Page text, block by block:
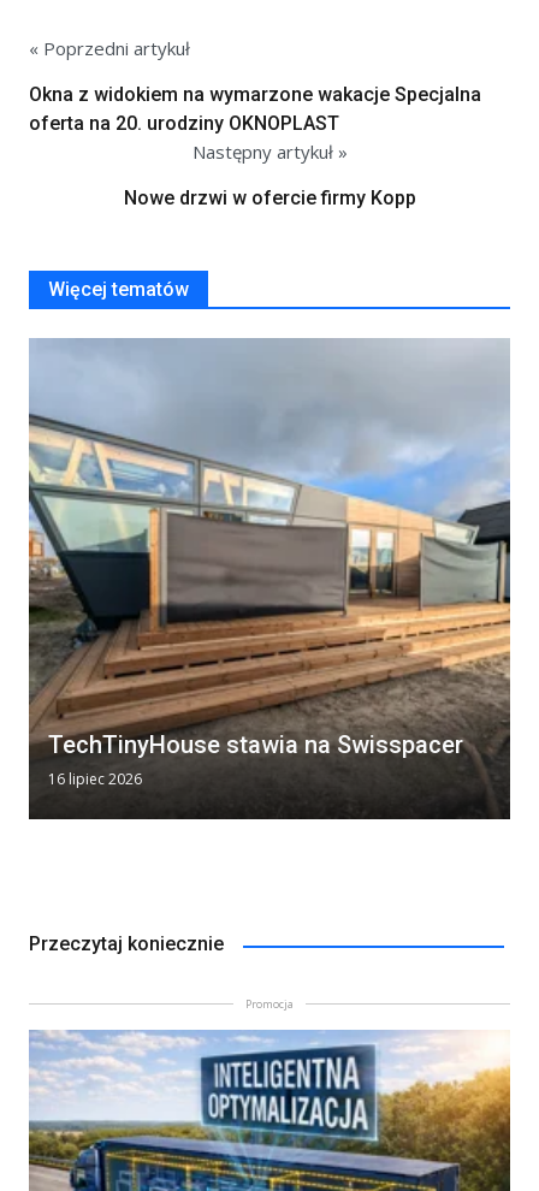
« Poprzedni artykuł
Okna z widokiem na wymarzone wakacje Specjalna
oferta na 20. urodziny OKNOPLAST
Następny artykuł »
Nowe drzwi w ofercie firmy Kopp
Więcej tematów
TechTinyHouse stawia na Swisspacer
16 lipiec 2026
Przeczytaj koniecznie
Promocja